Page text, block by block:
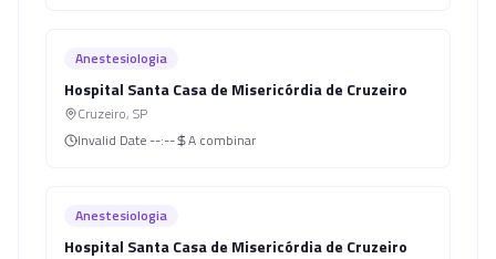
Anestesiologia
Hospital Santa Casa de Misericórdia de Cruzeiro
Cruzeiro, SP
Invalid Date --:-- A combinar
Anestesiologia
Hospital Santa Casa de Misericórdia de Cruzeiro